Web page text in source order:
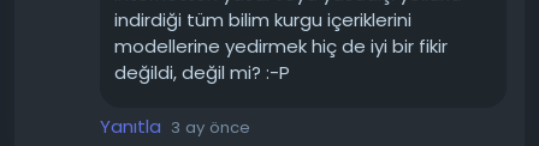
Şirket ayrıca Claude için bir “anayasa” sistemi
geliştirdi. Bu yapı, yapay zekânın hangi etik kurallar
çerçevesinde hareket etmesi gerektiğini belirliyor.
Anthropic’in kullandığı “Zorlu Tavsiye” veri seti ise
indirdiği tüm bilim kurgu içeriklerini
modellerine yedirmek hiç de iyi bir fikir
değildi, değil mi? :-P
Yanıtla 3 ay önce